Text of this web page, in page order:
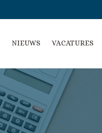
NIEUWS VACATURES